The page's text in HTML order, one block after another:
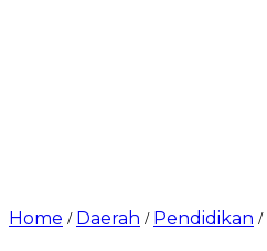
Home / Daerah / Pendidikan /